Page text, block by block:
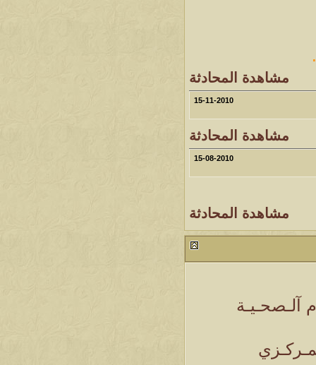
مشاهدة المحادثة
15-11-2010
مشاهدة المحادثة
15-08-2010
مشاهدة المحادثة
آلـصحـيـة